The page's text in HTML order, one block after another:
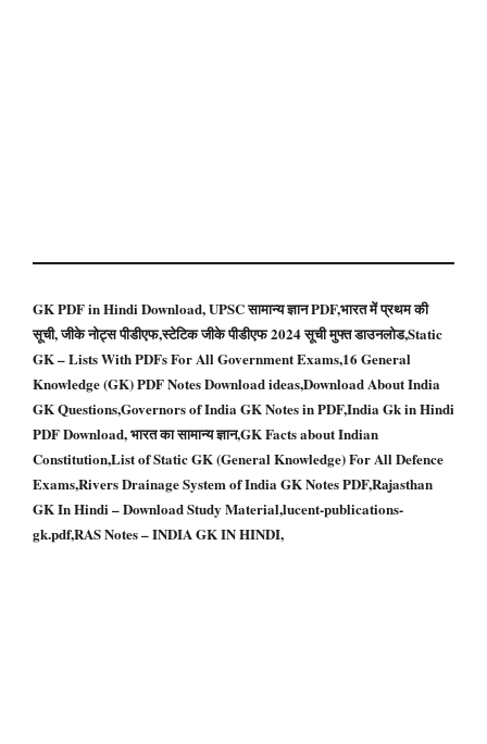
GK PDF in Hindi Download, UPSC सामान्य ज्ञान PDF,भारत में प्रथम की
सूची, जीके नोट्स पीडीएफ,स्टेटिक जीके पीडीएफ 2024 सूची मुफ्त डाउनलोड,Static
GK – Lists With PDFs For All Government Exams,16 General
Knowledge (GK) PDF Notes Download ideas,Download About India
GK Questions,Governors of India GK Notes in PDF,India Gk in Hindi
PDF Download, भारत का सामान्य ज्ञान,GK Facts about Indian
Constitution,List of Static GK (General Knowledge) For All Defence
Exams,Rivers Drainage System of India GK Notes PDF,Rajasthan
GK In Hindi – Download Study Material,lucent-publications-
gk.pdf,RAS Notes – INDIA GK IN HINDI,